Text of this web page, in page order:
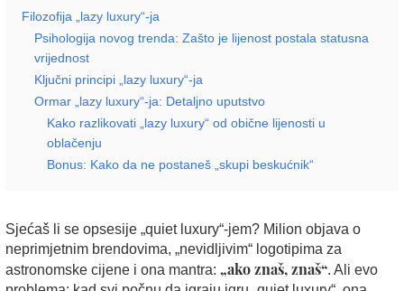
Filozofija „lazy luxury“-ja
Psihologija novog trenda: Zašto je lijenost postala statusna
vrijednost
Ključni principi „lazy luxury“-ja
Ormar „lazy luxury“-ja: Detaljno uputstvo
Kako razlikovati „lazy luxury“ od obične lijenosti u
oblačenju
Bonus: Kako da ne postaneš „skupi beskućnik“
Sjećaš li se opsesije „quiet luxury“-jem? Milion objava o
neprimjetnim brendovima, „nevidljivim“ logotipima za
astronomske cijene i ona mantra: „ako znaš, znaš“. Ali evo